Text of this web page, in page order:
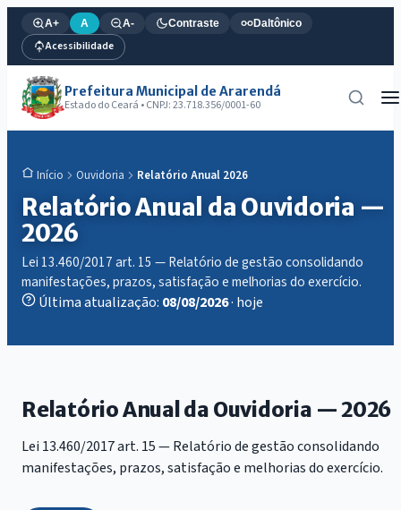
A+ A A- Contraste Daltônico
Acessibilidade
Prefeitura Municipal de Ararendá
Estado do Ceará • CNPJ: 23.718.356/0001-60
Início Ouvidoria Relatório Anual 2026
Relatório Anual da Ouvidoria —
2026
Lei 13.460/2017 art. 15 — Relatório de gestão consolidando
manifestações, prazos, satisfação e melhorias do exercício.
Última atualização: 08/08/2026· hoje
Relatório Anual da Ouvidoria — 2026
Lei 13.460/2017 art. 15 — Relatório de gestão consolidando
manifestações, prazos, satisfação e melhorias do exercício.